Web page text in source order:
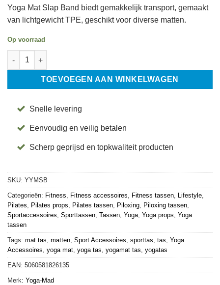
Yoga Mat Slap Band biedt gemakkelijk transport, gemaakt
van lichtgewicht TPE, geschikt voor diverse matten.
Op voorraad
Yoga Mat Slap Band aantal
TOEVOEGEN AAN WINKELWAGEN
Snelle levering
Eenvoudig en veilig betalen
Scherp geprijsd en topkwaliteit producten
SKU: YYMSB
Categorieën: Fitness, Fitness accessoires, Fitness tassen, Lifestyle,
Pilates, Pilates props, Pilates tassen, Piloxing, Piloxing tassen,
Sportaccessoires, Sporttassen, Tassen, Yoga, Yoga props, Yoga
tassen
Tags: mat tas, matten, Sport Accessoires, sporttas, tas, Yoga
Accessoires, yoga mat, yoga tas, yogamat tas, yogatas
EAN: 5060581826135
Merk: Yoga-Mad